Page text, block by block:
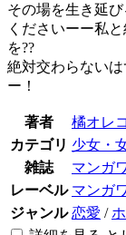
その場を生き延
くださいーー私
を??
絶対交わらない
ー！
著者
橘オレコ
カテゴリ 少女・
雑誌
マンガ
レーベル マンガ
ジャンル 恋愛 /